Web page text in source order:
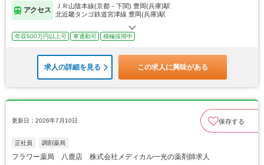
アクセス
ＪＲ山陰本線(京都－下関) 豊岡(兵庫)駅
北近畿タンゴ鉄道宮津線 豊岡(兵庫)駅
年収600万円以上可 車通勤可 積極採用中
求人の詳細を見る この求人に興味がある
更新日：2026年7月10日 保存する
正社員 調剤薬局
フラワー薬局 八鹿店 株式会社メディカル一光の薬剤師求人